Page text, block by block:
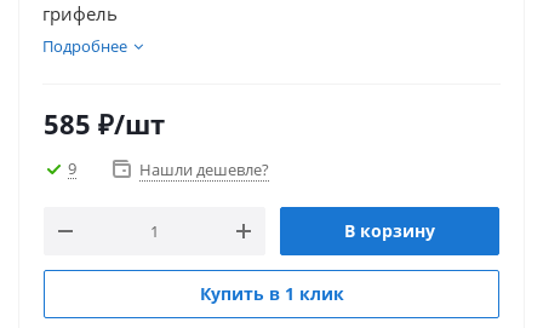
грифель
Подробнее
585 ₽/шт
9 Нашли дешевле?
В корзину
Купить в 1 клик